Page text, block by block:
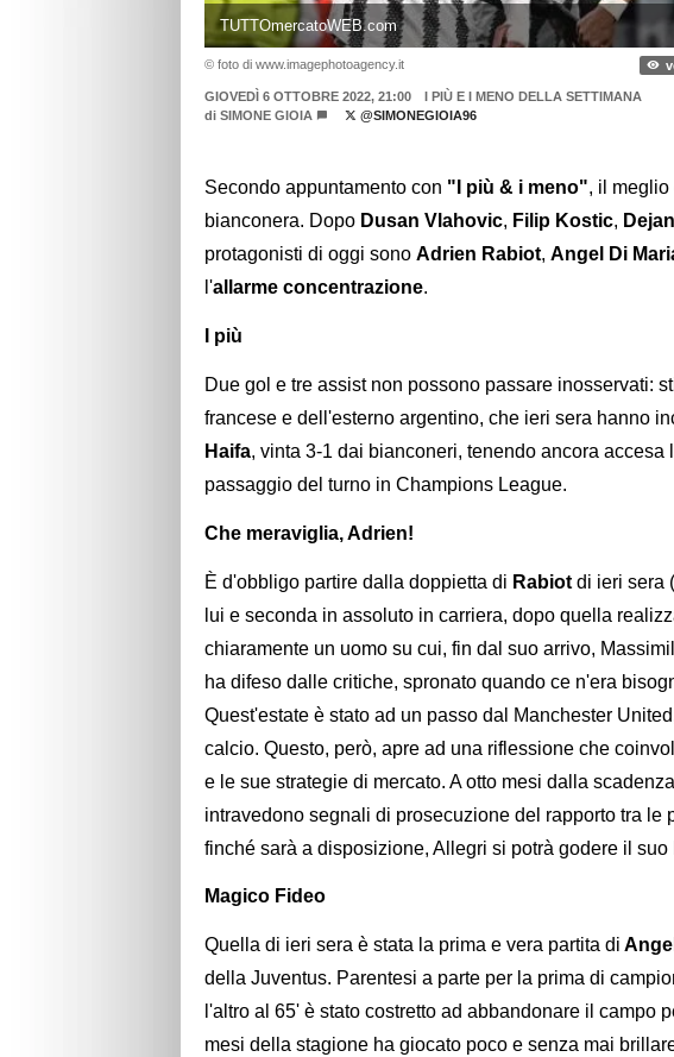
TUTTOmercatoWEB.com
© foto di www.imagephotoagency.it
GIOVEDÌ 6 OTTOBRE 2022, 21:00
I PIÙ E I MENO DELLA SETTIMANA
di SIMONE GIOIA @SIMONEGIOIA96
Secondo appuntamento con "I più & i meno", il
bianconera. Dopo Dusan Vlahovic, Filip Kostic,
protagonisti di oggi sono Adrien Rabiot, Angel Di
l'allarme concentrazione.
I più
Due gol e tre assist non possono passare inosservati:
francese e dell'esterno argentino, che ieri sera hanno
Haifa, vinta 3-1 dai bianconeri, tenendo ancora accesa
passaggio del turno in Champions League.
Che meraviglia, Adrien!
È d'obbligo partire dalla doppietta di Rabiot di ieri sera
lui e seconda in assoluto in carriera, dopo quella
chiaramente un uomo su cui, fin dal suo arrivo,
ha difeso dalle critiche, spronato quando ce n'era
Quest'estate è stato ad un passo dal Manchester
calcio. Questo, però, apre ad una riflessione che
e le sue strategie di mercato. A otto mesi dalla
intravedono segnali di prosecuzione del rapporto tra le
finché sarà a disposizione, Allegri si potrà godere il suo
Magico Fideo
Quella di ieri sera è stata la prima e vera partita di
della Juventus. Parentesi a parte per la prima di
l'altro al 65' è stato costretto ad abbandonare il campo
mesi della stagione ha giocato poco e senza mai